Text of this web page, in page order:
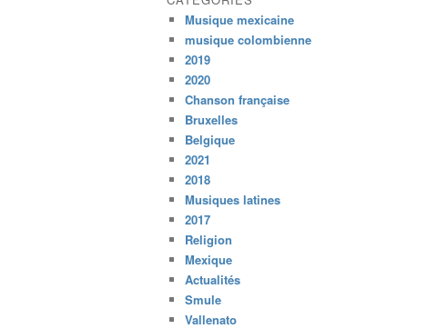
Musique mexicaine
musique colombienne
2019
2020
Chanson française
Bruxelles
Belgique
2021
2018
Musiques latines
2017
Religion
Mexique
Actualités
Smule
Vallenato